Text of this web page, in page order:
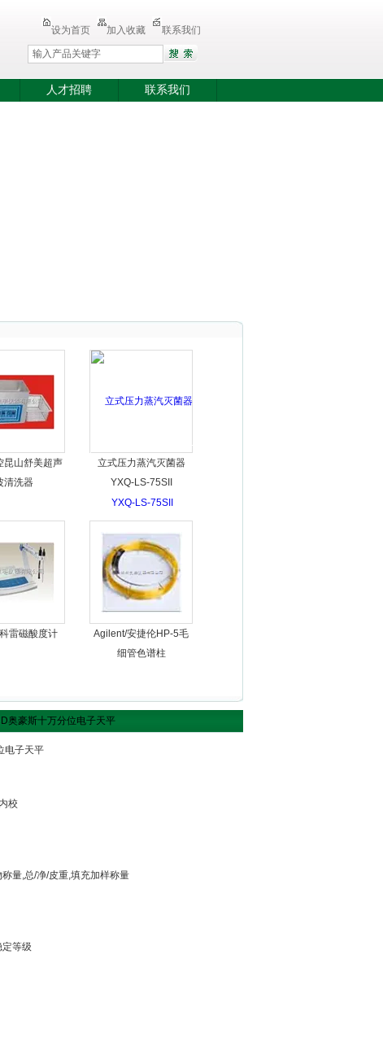
设为首页 加入收藏 联系我们
人才招聘 联系我们
昆山舒美超声
清洗器
立式压力蒸汽灭菌器
YXQ-LS-75SII
雷磁酸度计
Agilent/安捷伦HP-5毛
细管色谱柱
奥豪斯十万分位电子天平
电子天平
校
量,总/净/皮重,填充加样称量
等级